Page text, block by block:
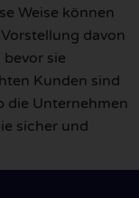
Weise können
davon
sie
Kunden sind
die Unternehmen
sicher und